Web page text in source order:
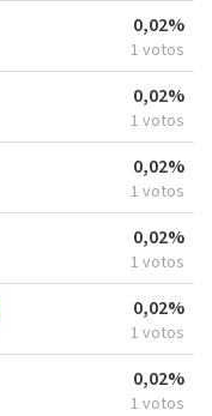
0,02%
1 votos
0,02%
1 votos
0,02%
1 votos
0,02%
1 votos
0,02%
1 votos
0,02%
1 votos